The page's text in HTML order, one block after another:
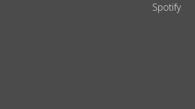
Spotify